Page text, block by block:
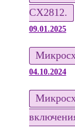
CX2812.
09.01.2025
04.10.2024